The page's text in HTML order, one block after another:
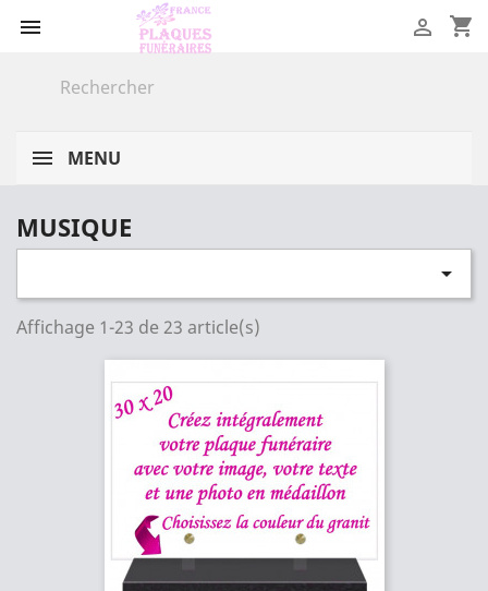
 shopping_cart

MENU
MUSIQUE

Affichage 1-23 de 23 article(s)